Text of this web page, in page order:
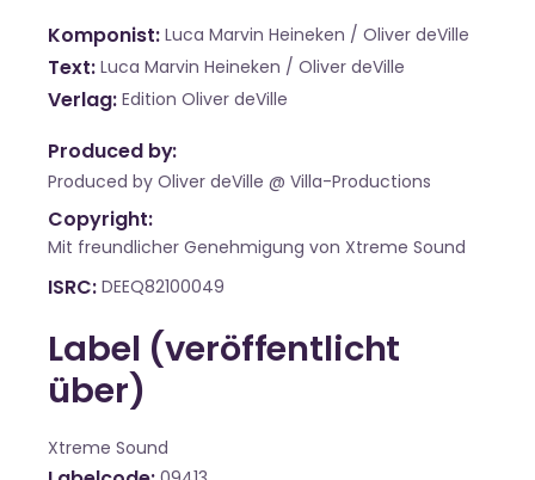
Komponist Luca Marvin Heineken / Oliver deVille
Text Luca Marvin Heineken / Oliver deVille
Verlag Edition Oliver deVille
Produced by:
Produced by Oliver deVille @ Villa-Productions
Copyright:
Mit freundlicher Genehmigung von Xtreme Sound
ISRC DEEQ82100049
Label (veröffentlicht
über)
Xtreme Sound